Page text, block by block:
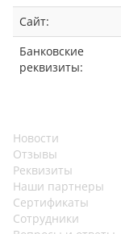
Сайт:
Банковские
реквизиты:
Новости
Отзывы
Реквизиты
Наши партнеры
Сертификаты
Сотрудники